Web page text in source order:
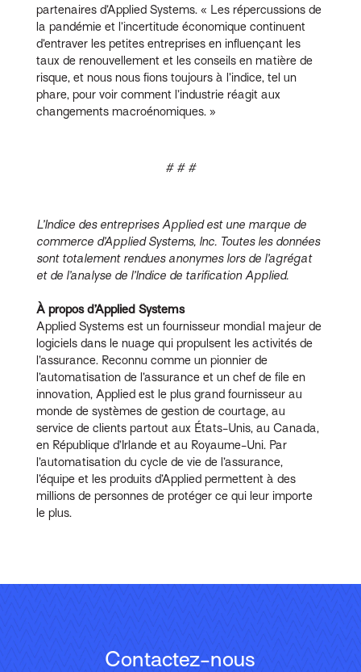
partenaires d’Applied Systems. « Les répercussions de
la pandémie et l’incertitude économique continuent
d’entraver les petites entreprises en influençant les
taux de renouvellement et les conseils en matière de
risque, et nous nous fions toujours à l’indice, tel un
phare, pour voir comment l’industrie réagit aux
changements macroénomiques. »
# # #
L’Indice des entreprises Applied est une marque de
commerce d’Applied Systems, Inc. Toutes les données
sont totalement rendues anonymes lors de l’agrégat
et de l’analyse de l’Indice de tarification Applied.
À propos d’Applied Systems
Applied Systems est un fournisseur mondial majeur de
logiciels dans le nuage qui propulsent les activités de
l’assurance. Reconnu comme un pionnier de
l’automatisation de l’assurance et un chef de file en
innovation, Applied est le plus grand fournisseur au
monde de systèmes de gestion de courtage, au
service de clients partout aux États-Unis, au Canada,
en République d’Irlande et au Royaume-Uni. Par
l’automatisation du cycle de vie de l’assurance,
l’équipe et les produits d’Applied permettent à des
millions de personnes de protéger ce qui leur importe
le plus.
Contactez-nous